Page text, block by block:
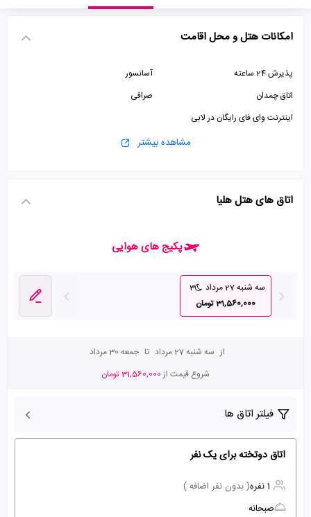
امکانات هتل و محل اقامت
پذیرش 24 ساعته
آسانسور
اتاق چمدان
صرافی
اینترنت وای فای رایگان در لابی
مشاهده بیشتر
اتاق های هتل هلیا
پکیج های هوایی
سه شنبه 27 مرداد
3
31,560,000 تومان
از سه شنبه 27 مرداد تا جمعه 30 مرداد
شروع قیمت از31,560,000 تومان
فیلتر اتاق ها
اتاق دوتخته برای یک نفر
1 نفره
( بدون نفر اضافه )
صبحانه